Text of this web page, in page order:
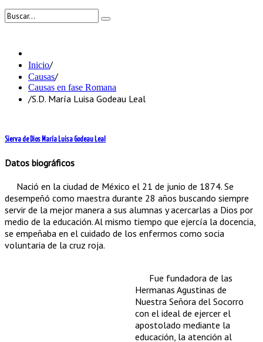
Inicio/
Causas/
Causas en fase Romana
/S.D. María Luisa Godeau Leal
Sierva de Dios María Luisa Godeau Leal
Datos biográficos
Nació en la ciudad de México el 21 de junio de 1874. Se
desempeñó como maestra durante 28 años buscando siempre
servir de la mejor manera a sus alumnas y acercarlas a Dios por
medio de la educación. Al mismo tiempo que ejercía la docencia,
se empeñaba en el cuidado de los enfermos como socia
voluntaria de la cruz roja.
Fue fundadora de las
Hermanas Agustinas de
Nuestra Señora del Socorro
con el ideal de ejercer el
apostolado mediante la
educación, la atención al